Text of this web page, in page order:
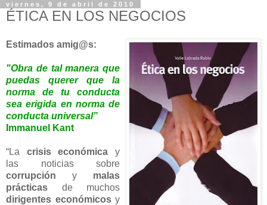
viernes, 9 de abril de 2010
ÉTICA EN LOS NEGOCIOS
Estimados amig@s:
"Obra de tal manera que
puedas querer que la
norma de tu conducta
sea erigida en norma de
conducta universal”
Immanuel Kant
“La crisis económica y
las noticias sobre
corrupción y malas
prácticas de muchos
dirigentes económicosy